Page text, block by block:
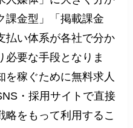
課金型」「掲載課金
払い体系が各社で分か
必要な手段となりま
を稼ぐために無料求人
・採用サイトで直接
略をもって利用するこ